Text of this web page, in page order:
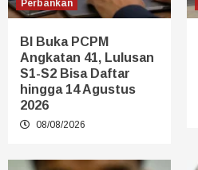
Perbankan
BI Buka PCPM
Angkatan 41, Lulusan
S1-S2 Bisa Daftar
hingga 14 Agustus
2026
08/08/2026